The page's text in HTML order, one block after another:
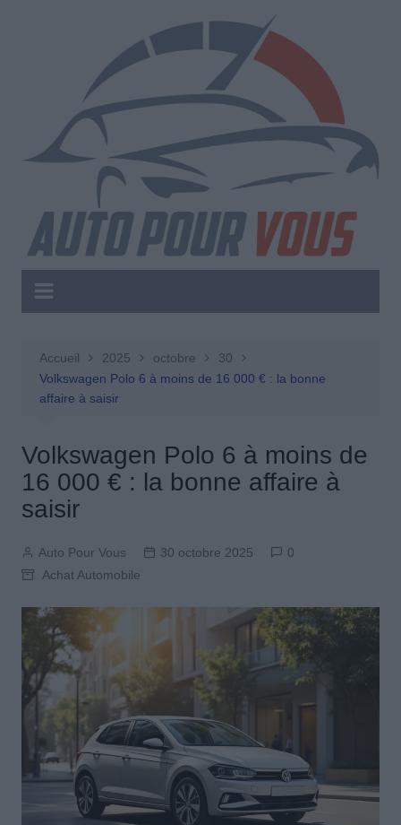
Accueil 2025 octobre
30
Volkswagen Polo 6 à moins de 16 000 € : la bonne
affaire à saisir
Volkswagen Polo 6 à moins de
16 000 € : la bonne affaire à
saisir
Auto Pour Vous 30 octobre 2025
0
Achat Automobile